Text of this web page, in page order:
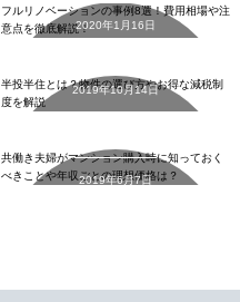
2020年1月16日
フルリノベーションの事例8選！費用相場や注
意点を徹底解説！
2019年10月14日
半投半住とは？物件の選び方やお得な減税制
度を解説共働き夫婦がマンション購
2019年6月7日
共働き夫婦がマンション購入時に知っておく
べきことや年収ごとの理想価格は？